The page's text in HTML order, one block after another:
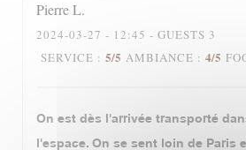
PierreL
2024-03-27 - 12:45 - GUESTS 3
SERVICE : 5/5 AMBIANCE : 4/5
On est dès l'arrivée transporté
l'espace. On se sent loin de Paris